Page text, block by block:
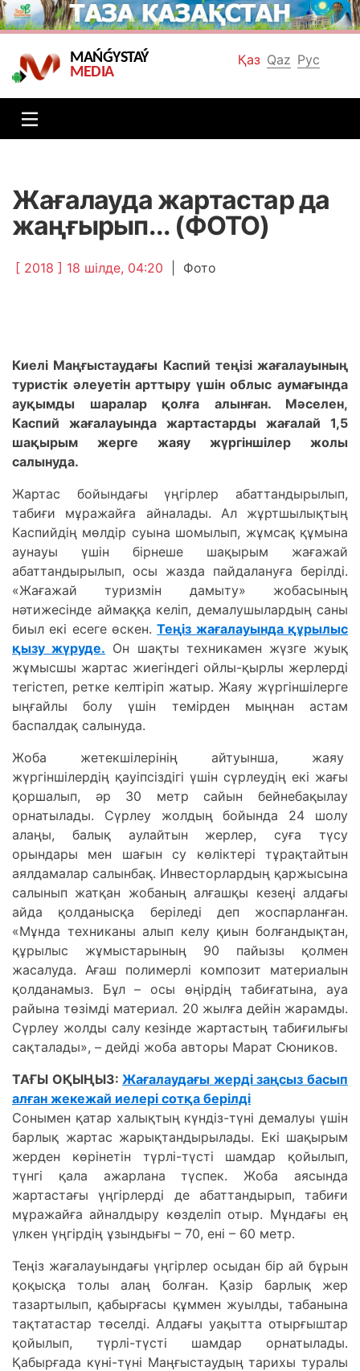
Қаз Qaz Рус
MAŃǴYSTAÝ
MEDIA
Жағалауда жартастар да
жаңғырып... (ФОТО)
[ 2018 ] 18 шілде, 04:20 Фото
Киелі Маңғыстаудағы Каспий теңізі жағалауының
туристік әлеуетін арттыру үшін облыс аумағында
ауқымды шаралар қолға алынған. Мәселен,
Каспий жағалауында жартастарды жағалай 1,5
шақырым жерге жаяу жүргіншілер жолы
салынуда.
Жартас бойындағы үңгірлер абаттандырылып,
табиғи мұражайға айналады. Ал жұртшылықтың
Каспийдің мөлдір суына шомылып, жұмсақ құмына
аунауы үшін бірнеше шақырым жағажай
абаттандырылып, осы жазда пайдалануға берілді.
«Жағажай туризмін дамыту» жобасының
нәтижесінде аймаққа келіп, демалушылардың саны
биыл екі есеге өскен.Теңіз жағалауында құрылыс
қызу жүруде. Он шақты техникамен жүзге жуық
жұмысшы жартас жиегіндегі ойлы-қырлы жерлерді
тегістеп, ретке келтіріп жатыр. Жаяу жүргіншілерге
ыңғайлы болу үшін темірден мыңнан астам
баспалдақ салынуда.
Жоба жетекшілерінің айтуынша, жаяу
жүргіншілердің қауіпсіздігі үшін сүрлеудің екі жағы
қоршалып, әр 30 метр сайын бейнебақылау
орнатылады. Сүрлеу жолдың бойында 24 шолу
алаңы, балық аулайтын жерлер, суға түсу
орындары мен шағын су көліктері тұрақтайтын
аялдамалар салынбақ. Инвесторлардың қаржысына
салынып жатқан жобаның алғашқы кезеңі алдағы
айда қолданысқа беріледі деп жоспарланған.
«Мұнда техниканы алып келу қиын болғандықтан,
құрылыс жұмыстарының 90 пайызы қолмен
жасалуда. Ағаш полимерлі композит материалын
қолданамыз. Бұл – осы өңірдің табиғатына, ауа
райына төзімді материал. 20 жылға дейін жарамды.
Сүрлеу жолды салу кезінде жартастың табиғилығы
сақталады», – дейді жоба авторы Марат Сюников.
ТАҒЫ ОҚЫҢЫЗ:Жағалаудағы жерді заңсыз басып
алған жекежай иелері сотқа берілді
Сонымен қатар халықтың күндіз-түні демалуы үшін
барлық жартас жарықтандырылады. Екі шақырым
жерден көрінетін түрлі-түсті шамдар қойылып,
түнгі қала ажарлана түспек. Жоба аясында
жартастағы үңгірлерді де абаттандырып, табиғи
мұражайға айналдыру көзделіп отыр. Мұндағы ең
үлкен үңгірдің ұзындығы – 70, ені – 60 метр.
Теңіз жағалауындағы үңгірлер осыдан бір ай бұрын
қоқысқа толы алаң болған. Қазір барлық жер
тазартылып, қабырғасы құммен жуылды, табанына
тақтатастар төселді. Алдағы уақытта отырғыштар
қойылып, түрлі-түсті шамдар орнатылады.
Қабырғада күні-түні Маңғыстаудың тарихы туралы